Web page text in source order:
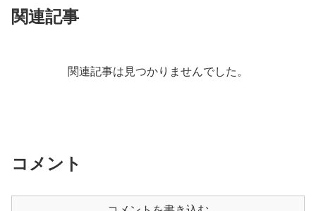
関連記事
関連記事は見つかりませんでした。
コメント